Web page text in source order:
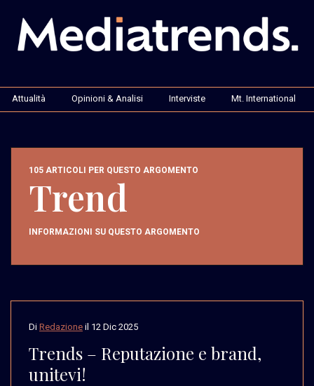
Attualità Opinioni & Analisi Interviste Mt. International
105 ARTICOLI PER QUESTO ARGOMENTO
Trend
INFORMAZIONI SU QUESTO ARGOMENTO
Di Redazione il 12 Dic 2025
Trends – Reputazione e brand,
unitevi!